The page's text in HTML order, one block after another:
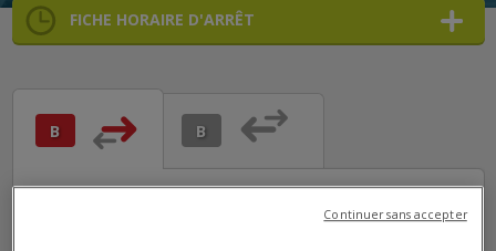
FICHE HORAIRE D'ARRÊT
B ➜
➜ B ➜
➜
Continuer sans accepter